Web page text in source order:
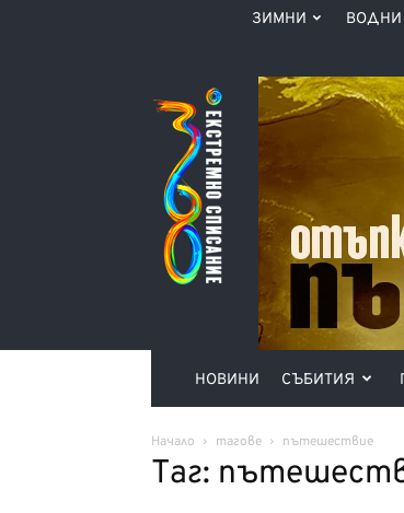
ЗИМНИ ВОДНИ
Списание
360°
НОВИНИ СЪБИТИЯ
Начало тагове пътешествие
Таг: